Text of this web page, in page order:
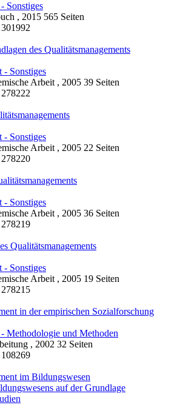
Sonstiges
, 2015 565 Seiten
301992
des Qualitätsmanagements
- Sonstiges
Arbeit , 2005 39 Seiten
278222
- Sonstiges
Arbeit , 2005 22 Seiten
278220
- Sonstiges
Arbeit , 2005 36 Seiten
278219
Qualitätsmanagements
- Sonstiges
Arbeit , 2005 19 Seiten
278215
in der empirischen Sozialforschung
Methodologie und Methoden
, 2002 32 Seiten
108269
im Bildungswesen
auf der Grundlage